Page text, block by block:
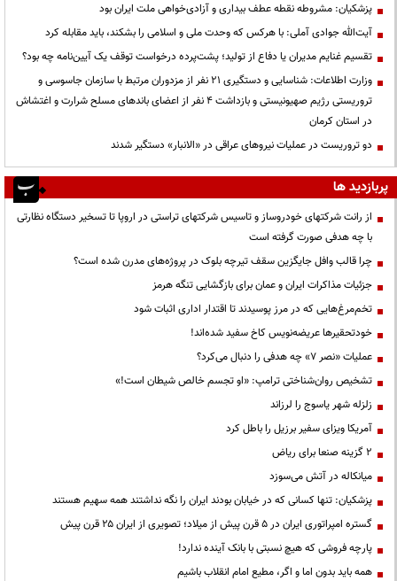
پزشکیان: مشروطه نقطه عطف بیداری و آزادی‌خواهی ملت ایران بود
آیت‌الله جوادی آملی: با هرکس که وحدت ملی و اسلامی را بشکند، باید مقابله کرد
تقسیم غنایم مدیران یا دفاع از تولید؛ پشت‌پرده درخواست توقف یک آیین‌نامه چه بود؟
وزارت اطلاعات: شناسایی و دستگیری ۲۱ نفر از مزدوران مرتبط با سازمان جاسوسی و
تروریستی رژیم صهیونیستی و بازداشت ۴ نفر از اعضای باندهای مسلح شرارت و اغتشاش
در استان کرمان
دو تروریست در عملیات نیروهای عراقی در «الانبار» دستگیر شدند
پربازدید ها
از رانت‌ شرکتهای خودروساز و تاسیس شرکتهای تراستی در اروپا تا تسخیر دستگاه نظارتی
با چه هدفی صورت گرفته است
چرا قالب وافل جایگزین سقف تیرچه بلوک در پروژه‌های مدرن شده است؟
جزئیات مذاکرات ایران و عمان برای بازگشایی تنگه هرمز
تخم‌مرغ‌هایی که در مرز پوسیدند تا اقتدار اداری اثبات شود
خودتحقیرها عریضه‌نویس کاخ سفید شده‌اند!
عملیات «نصر ۷» چه هدفی را دنبال می‌کرد؟
تشخیص روان‌شناختی ترامپ: «او تجسم خالص شیطان است!»
زلزله شهر یاسوج را لرزاند
آمریکا ویزای سفیر برزیل را باطل کرد
۲ گزینه صنعا برای ریاض
میانکاله در آتش می‌سوزد
پزشکیان: تنها کسانی که در خیابان بودند ایران را نگه نداشتند همه سهیم هستند
گستره امپراتوری ایران در ۵ قرن پیش از میلاد؛ تصویری از ایران ۲۵ قرن پیش
پارچه فروشی که هیچ نسبتی با بانک آینده ندارد!
همه باید بدون اما و اگر، مطیع امام انقلاب باشیم